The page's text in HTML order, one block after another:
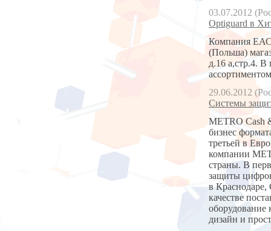
03.07.2012
Optiguard в
Компания ЕАС
(Польша)
д.16 а,стр.4.
29.06.2012
Системы
METRO Cash
бизнес
третьей в
компании
страны. В
защиты
в
качестве
дизайн и